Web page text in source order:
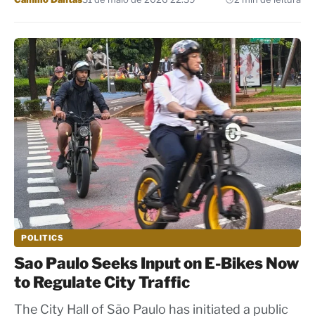
POLITICS
Sao Paulo Seeks Input on E-Bikes Now
to Regulate City Traffic
The City Hall of São Paulo has initiated a public